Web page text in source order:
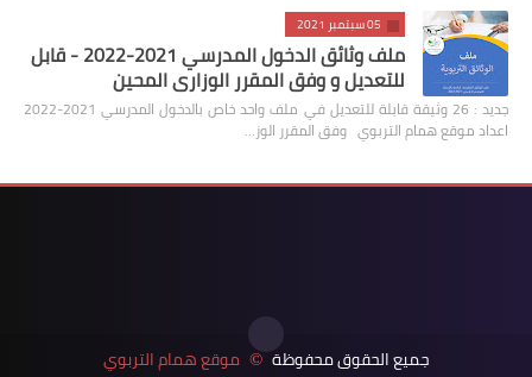
05 سبتمبر 2021
ملف وثائق الدخول المدرسي 2021-2022 - قابل
للتعديل و وفق المقرر الوزاري المحين
جديد : 26 وثيقة قابلة للتعديل في ملف واحد خاص بالدخول المدرسي 2021-2022
اعداد موقع همام التربوي وفق المقرر الوز…
جميع الحقوق محفوظة © موقع همام التربوي